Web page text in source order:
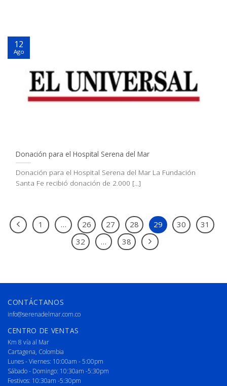
Donación para el Hospital Serena del Mar
Donación para el Hospital Serena del Mar La Fundación
Santa Fe recibió donación de 2.000 [...]
12
Ago
1 … 26 27 28 29 30
31
32
… 38
CONTÁCTANOS
info@serenadelmar.com.co
CENTRO DE VENTAS
Km 8 vía al Mar
Cartagena, Colombia
Lunes - Viernes: 10:00am - 5:00pm
Sábado - Domingo: 10:30am -5:30pm
Festivos: 10:30am -5:30pm